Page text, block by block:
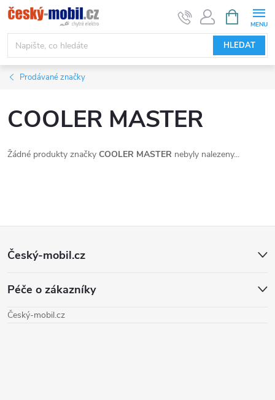
Přejít
na
obsah
HLEDAT
NÁKUPNÍ
KOŠÍK
Prodávané značky
COOLER MASTER
Žádné produkty značky COOLER MASTER nebyly nalezeny...
Z
p
Český-mobil.cz
Péče o zákazníky
Český-mobil.cz